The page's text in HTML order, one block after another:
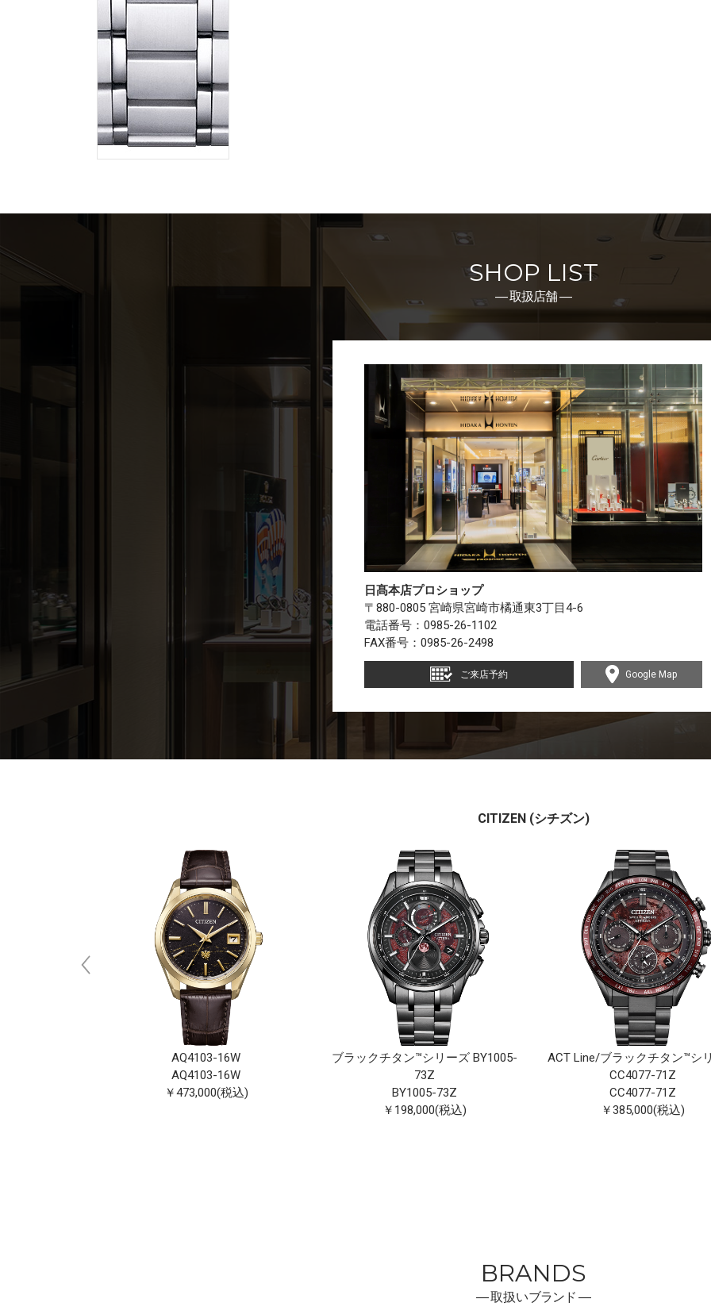
SHOP LIST
― 取扱店舗 ―
日髙本店プロショップ
〒880-0805 宮崎県宮崎市橘通東3丁目4-6
電話番号： 0985-26-1102
FAX番号：0985-26-2498
ご来店予約 Google Map
CITIZEN (シチズン)
AQ4103-16W
AQ4103-16W
￥473,000(税込)
ブラックチタン™シリーズ BY1005-
73Z
BY1005-73Z
￥198,000(税込)
ACT Line/ブラックチタン™シ
CC4077-71Z
CC4077-71Z
￥385,000(税込)
BRANDS
―取扱いブランド ―